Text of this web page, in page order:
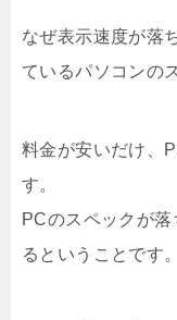
なぜ表示速度が落
ているパソコンの
料金が安いだけ、
す。
PCのスペックが
るということです。